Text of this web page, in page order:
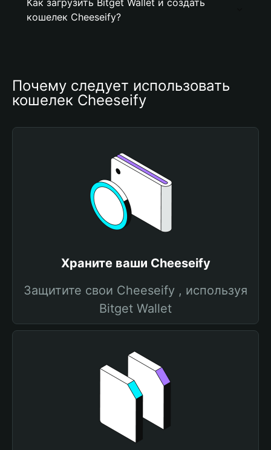
Как загрузить Bitget Wallet и создать
кошелек Cheeseify?
Почему следует использовать
кошелек Cheeseify
Храните ваши Cheeseify
Защитите свои Cheeseify , используя
Bitget Wallet